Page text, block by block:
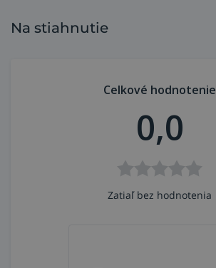
Na stiahnutie
Celkové hodnotenie
0,0
Zatiaľ bez hodnotenia